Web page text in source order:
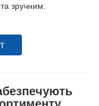
зручним.